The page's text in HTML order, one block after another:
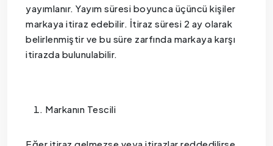
yayımlanır. Yayım süresi boyunca üçüncü kişiler
markaya itiraz edebilir. İtiraz süresi 2 ay olarak
belirlenmiştir ve bu süre zarfında markaya karşı
itirazda bulunulabilir.
Markanın Tescili